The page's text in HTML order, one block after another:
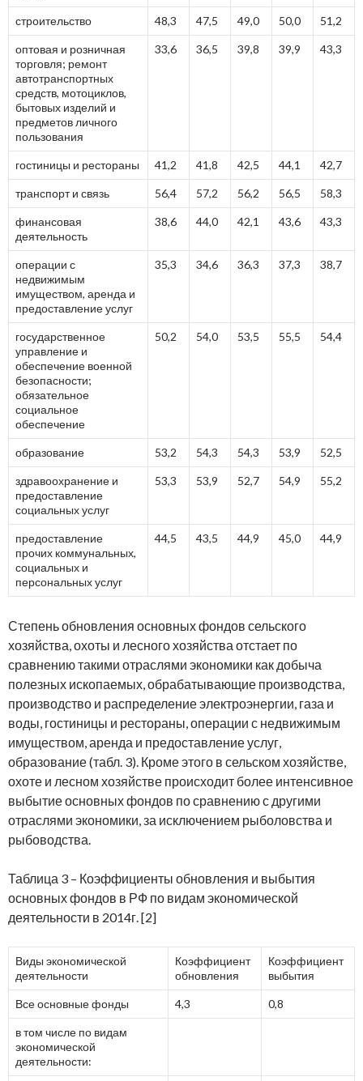
строительство 48,3 47,5 49,0 50,0 51,2
оптовая и розничная
торговля; ремонт
автотранспортных
средств, мотоциклов,
бытовых изделий и
предметов личного
пользования
33,6 36,5 39,8 39,9 43,3
гостиницы и рестораны 41,2 41,8 42,5 44,1 42,7
транспорт и связь 56,4 57,2 56,2 56,5 58,3
финансовая
деятельность
38,6 44,0 42,1 43,6 43,3
операции с
недвижимым
имуществом, аренда и
предоставление услуг
35,3 34,6 36,3 37,3 38,7
государственное
управление и
обеспечение военной
безопасности;
обязательное
социальное
обеспечение
50,2 54,0 53,5 55,5 54,4
образование 53,2 54,3 54,3 53,9 52,5
здравоохранение и
предоставление
социальных услуг
53,3 53,9 52,7 54,9 55,2
предоставление
прочих коммунальных,
социальных и
персональных услуг
44,5 43,5 44,9 45,0 44,9
Степень обновления основных фондов сельского
хозяйства, охоты и лесного хозяйства отстает по
сравнению такими отраслями экономики как добыча
полезных ископаемых, обрабатывающие производства,
производство и распределение электроэнергии, газа и
воды, гостиницы и рестораны, операции с недвижимым
имуществом, аренда и предоставление услуг,
образование (табл. 3). Кроме этого в сельском хозяйстве,
охоте и лесном хозяйстве происходит более интенсивное
выбытие основных фондов по сравнению с другими
отраслями экономики, за исключением рыболовства и
рыбоводства.
Таблица 3 – Коэффициенты обновления и выбытия
основных фондов в РФ по видам экономической
деятельности в 2014г. [2]
Виды экономической
деятельности
Коэффициент
обновления
Коэффициент
выбытия
Все основные фонды 4,3 0,8
в том числе по видам
экономической
деятельности: